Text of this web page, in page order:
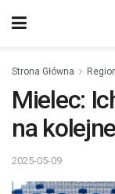
Strona Główna
Mielec:
na
2025-05-09